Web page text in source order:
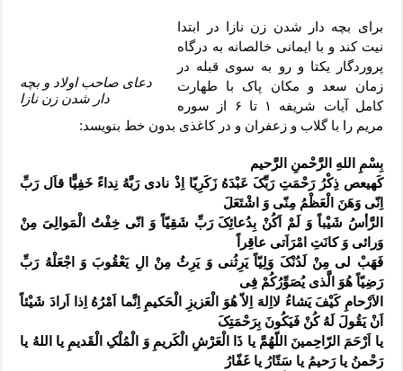
دعا برای پولدار شدن در یک روز – دعای ثروت حضرت سلیمان
دعای صاحب اولاد و بچه
دار شدن زن نازا
برای بچه دار شدن زن نازا در ابتدا
نیت کند و با ایمانی خالصانه به درگاه
پروردگار یکتا و رو به سوی قبله در
زمان سعد و مکان پاک با طهارت
کامل آیات شریفه ۱ تا ۶ از سوره
مریم را با گلاب و زعفران و در کاغذی بدون خط بنویسد:
بِسْمِ اللهِ الرَّحْمنِ الرَّحیم
کَهیعص ذِکْرُ رَحْمَتِ رَبِّکَ عَبْدَهُ زَکَرِیّا اِذْ نادی رَبَّهُ نِداءً خَفِیًّا قاَل رَبِّ
اِنّی وَهَنَ الْعَظْمُ مِنّی وَ اشْتَعَلَ
الرَّأسُ شَیْباً وَ لَمْ اَکُنْ بِدُعائِکَ رَبِّ شَقِیّاً وَ انّی خِفْتُ الْمَوالِیَ مِنْ
وَرائی وَ کانَتِ امْرَاَتی عاقِراً
فَهَبْ لی مِنْ لَدُنْکَ وَلِیّاً یَرِثُنی وَ یَرِثُ مِنْ الِ یَعْقُوبَ وَ اجْعَلْهُ رَبِّ
رَضِیّاً هُوَ الَّذی یُصَوِّرُکُمْ فِی
الاَرْحامِ کَیْفَ یَشاءُ لااِلهَ اِلاّ هُوَ الْعَزیزِ الْحَکیمِ اِنَّما اَمْرُهُ اِذا اَرادَ شَیْئاً
اَنْ یَقُولَ لَهُ کُنْ فَیَکُونَ بِرَحْمَتِکَ
یا اَرْحَمَ الرّاحِمینَ اللّهُمَّ یا ذَا الْعَرْشِ الْکَریمِ وَ الْمُلْکِ الْقَدیمِ یا اللهُ یا
رَحْمنُ یا رَحیمُ یا سَتّارُ یا غَفّارُ